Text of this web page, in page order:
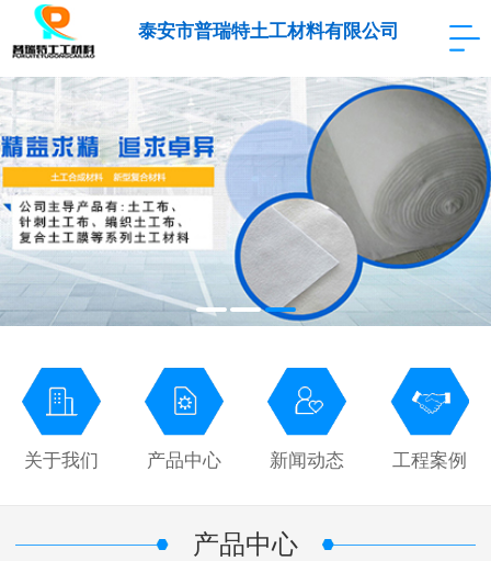
泰安市普瑞特土工材料有限公司
关于我们 产品中心 新闻动态 工程案例
产品中心